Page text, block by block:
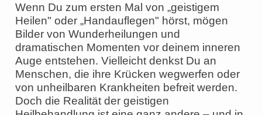
Wenn Du zum ersten Mal von „geistigem
Heilen" oder „Handauflegen" hörst, mögen
Bilder von Wunderheilungen und
dramatischen Momenten vor deinem inneren
Auge entstehen. Vielleicht denkst Du an
Menschen, die ihre Krücken wegwerfen oder
von unheilbaren Krankheiten befreit werden.
Doch die Realität der geistigen